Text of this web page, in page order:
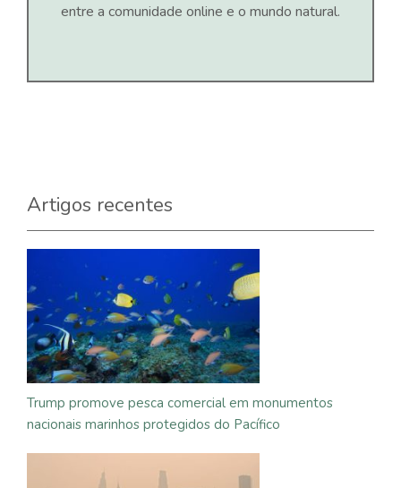
entre a comunidade online e o mundo natural.
Artigos recentes
Trump promove pesca comercial em monumentos
nacionais marinhos protegidos do Pacífico